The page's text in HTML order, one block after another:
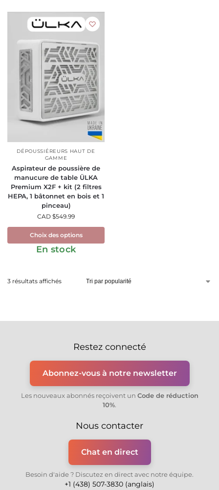
DÉPOUSSIÉREURS HAUT DE
GAMME
Aspirateur de poussière de
manucure de table ÜLKA
Premium X2F + kit (2 filtres
HEPA, 1 bâtonnet en bois et 1
pinceau)
CAD $549.99
Choix des options
En stock
3 résultats affichés
Restez connecté
Abonnez-vous à notre newsletter
Les nouveaux abonnés reçoivent un Code de réduction
10%.
Nous contacter
Chat en direct
Besoin d'aide ? Discutez en direct avec notre équipe.
+1 (438) 507-3830 (anglais)